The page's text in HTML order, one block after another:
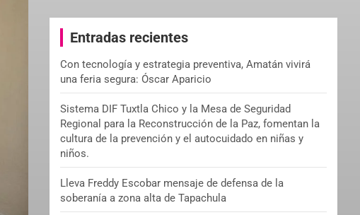
c
Entradas recientes
Con tecnología y estrategia preventiva, Amatán vivirá
una feria segura: Óscar Aparicio
Sistema DIF Tuxtla Chico y la Mesa de Seguridad
Regional para la Reconstrucción de la Paz, fomentan la
cultura de la prevención y el autocuidado en niñas y
niños.
Lleva Freddy Escobar mensaje de defensa de la
soberanía a zona alta de Tapachula